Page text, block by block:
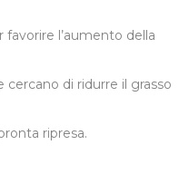
l’aumento della
di ridurre il grasso
ripresa.